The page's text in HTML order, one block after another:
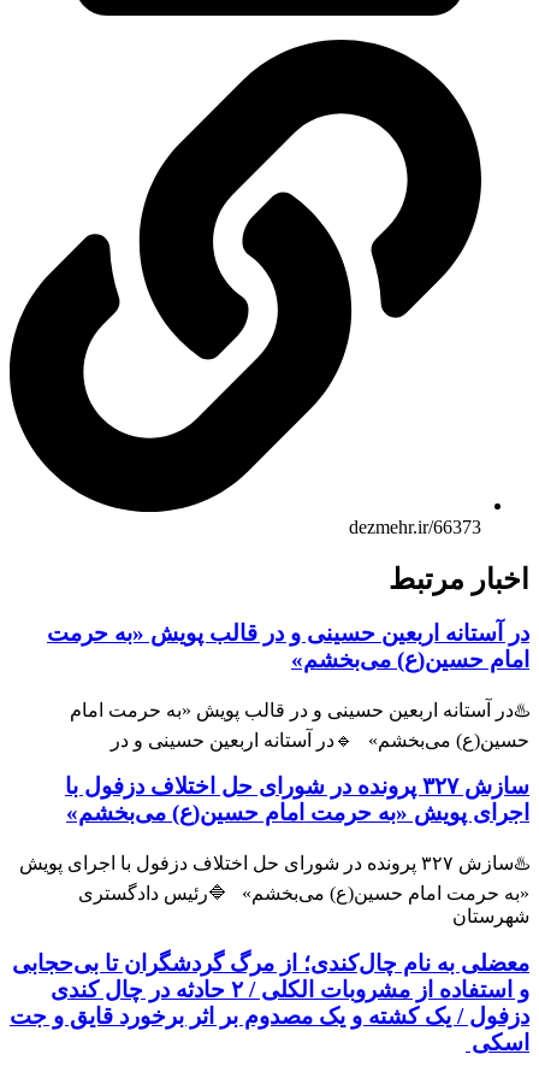
dezmehr.ir/66373
مرتبط
آستانه اربعین حسینی و در قالب پویش «به حرمت
حسین(ع) می‌بخشم»
آستانه اربعین حسینی و در قالب پویش «به حرمت امام
می‌بخشم» 🔹در آستانه اربعین حسینی و در
سازش ۳۲۷ پرونده در شورای حل اختلاف دزفول با
پویش «به حرمت امام حسین(ع) می‌بخشم»
♨️سازش ۳۲۷ پرونده در شورای حل اختلاف دزفول با اجرای پویش
حرمت امام حسین(ع) می‌بخشم» 🔷️رئیس دادگستری
به نام چال‌کندی؛ از مرگ گردشگران تا بی‌حجابی
و استفاده از مشروبات الکلی / ۲ حادثه در چال کندی
/ یک کشته و یک مصدوم بر اثر برخورد قایق و جت